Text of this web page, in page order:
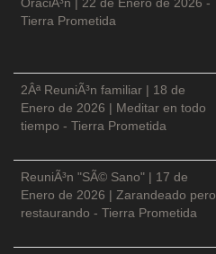
Tierra Prometida
2Âª ReuniÃ³n familiar | 18 de
Enero de 2026 | Meditar en todo
tiempo - Tierra Prometida
ReuniÃ³n "SÃ© Sano" | 17 de
Enero de 2026 | Zarandeado pero
restaurando - Tierra Prometida